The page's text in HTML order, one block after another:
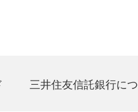
三井住友信託銀行に